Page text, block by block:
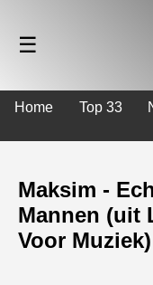
☰
Home Top 33
Maksim -
Mannen (uit
Voor Muziek)